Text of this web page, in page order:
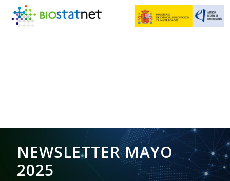
NEWSLETTER MAYO
2025